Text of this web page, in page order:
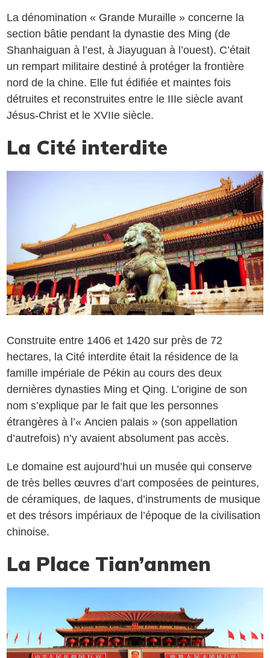
La dénomination « Grande Muraille » concerne la
section bâtie pendant la dynastie des Ming (de
Shanhaiguan à l’est, à Jiayuguan à l’ouest). C’était
un rempart militaire destiné à protéger la frontière
nord de la chine. Elle fut édifiée et maintes fois
détruites et reconstruites entre le IIIe siècle avant
Jésus-Christ et le XVIIe siècle.
La Cité interdite
Construite entre 1406 et 1420 sur près de 72
hectares, la Cité interdite était la résidence de la
famille impériale de Pékin au cours des deux
dernières dynasties Ming et Qing. L’origine de son
nom s’explique par le fait que les personnes
étrangères à l’« Ancien palais » (son appellation
d’autrefois) n’y avaient absolument pas accès.
Le domaine est aujourd’hui un musée qui conserve
de très belles œuvres d’art composées de peintures,
de céramiques, de laques, d’instruments de musique
et des trésors impériaux de l’époque de la civilisation
chinoise.
La Place Tian’anmen